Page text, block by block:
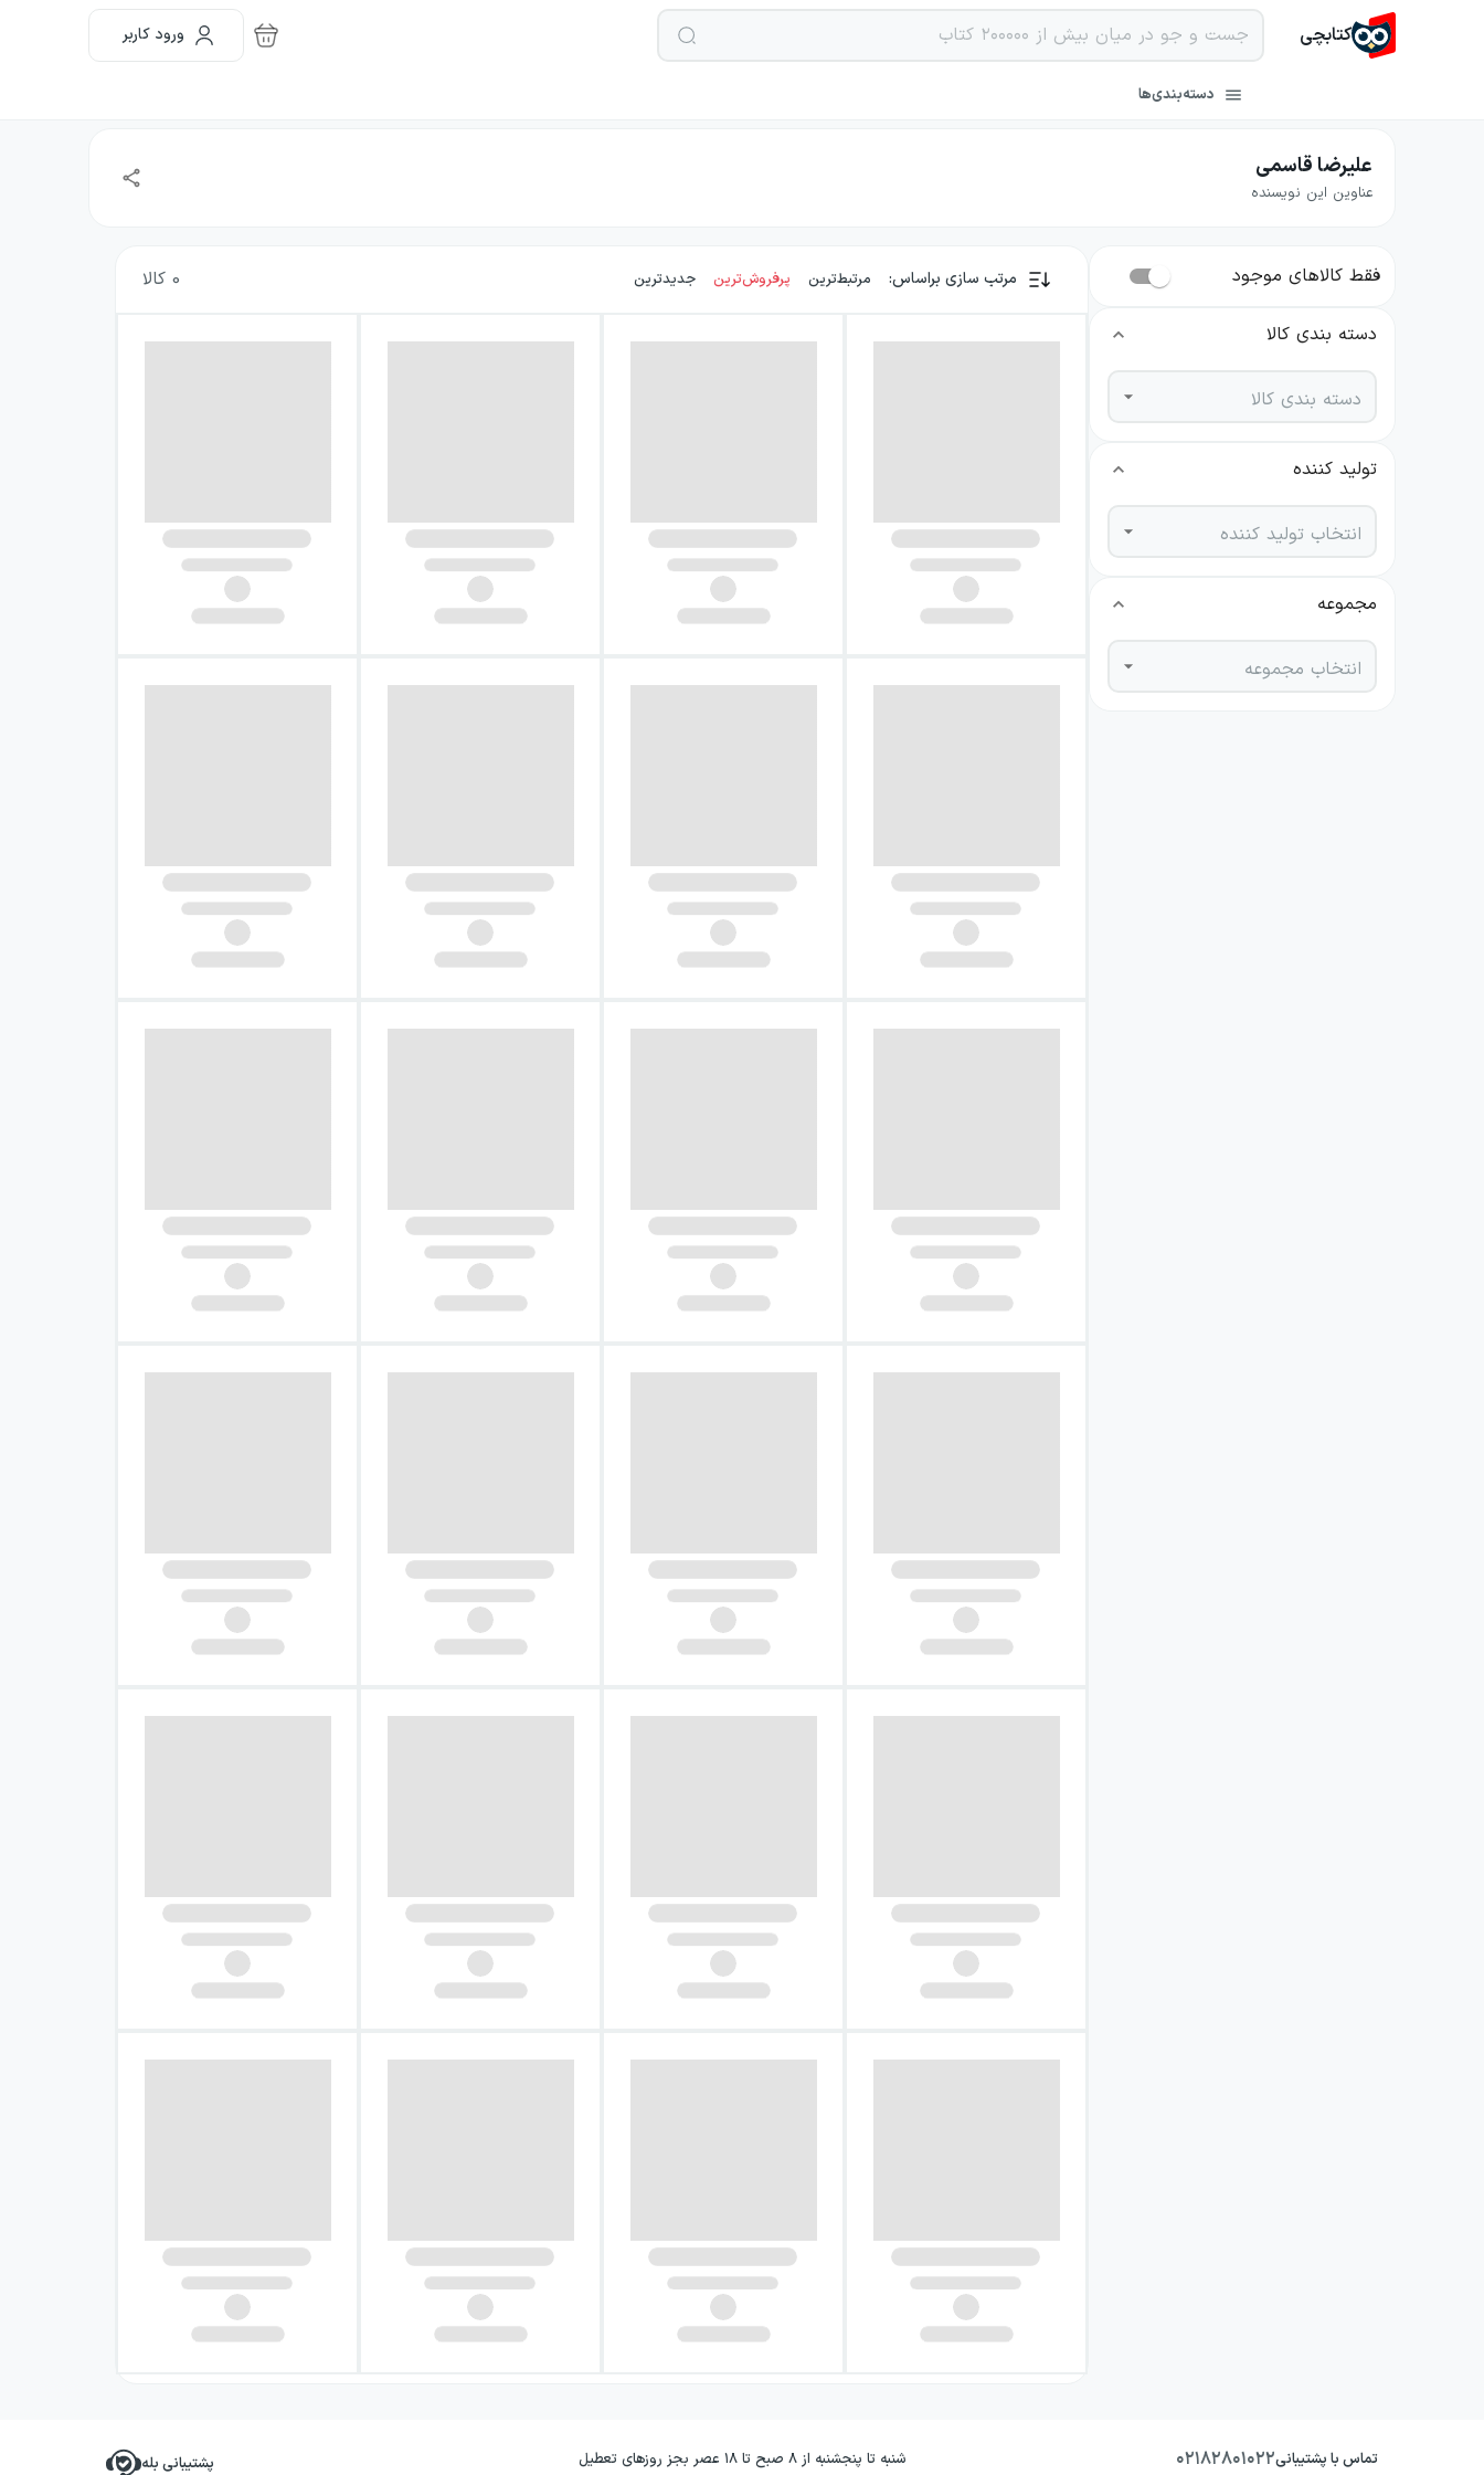
کتابچی ورود کاربر
دسته‌بندی‌ها
علیرضا قاسمی
عناوین این نویسنده
فقط کالاهای موجود
دسته بندی کالا
دسته بندی کالا
تولید کننده
انتخاب تولید کننده
مجموعه
انتخاب مجموعه
مرتب سازی براساس: مرتبط‌ترین پرفروش‌ترین جدیدترین 0 کالا
تماس با پشتیبانی۰۲۱۸۲۸۰۱۰۲۲ شنبه تا پنجشنبه از ۸ صبح تا ۱۸ عصر بجز روزهای تعطیل پشتیبانی بله